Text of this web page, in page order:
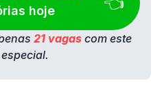
hoje
21 vagas com este